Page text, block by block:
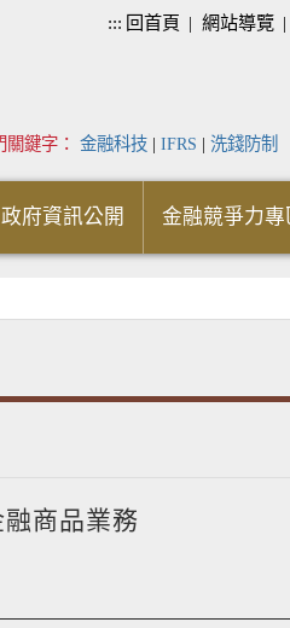
::: 回首頁 | 網站導覽 |
關鍵字： 金融科技 | IFRS | 洗錢防制
政府資訊公開 金融競爭力專
商品業務